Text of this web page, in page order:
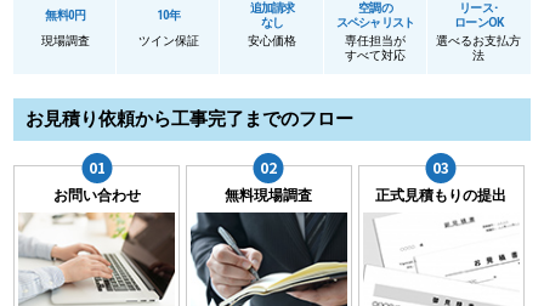
無料0円
現場調査
10年
ツイン保証
追加請求
なし
安心価格
空調の
スペシャリスト
専任担当が
すべて対応
リース･
ローンOK
選べるお支払方
法
お見積り依頼から工事完了までのフロー
お問い合わせ 無料現場調査 正式見積もりの提出